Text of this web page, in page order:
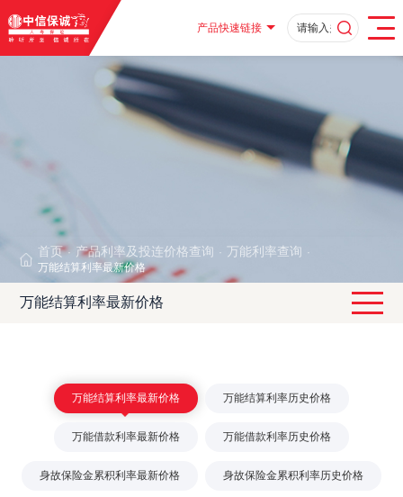
产品快速链接
首页 · 产品利率及投连价格查询 · 万能利率查询 ·
万能结算利率最新价格
万能结算利率最新价格
万能结算利率最新价格 万能结算利率历史价格
万能借款利率最新价格 万能借款利率历史价格
身故保险金累积利率最新价格 身故保险金累积利率历史价格